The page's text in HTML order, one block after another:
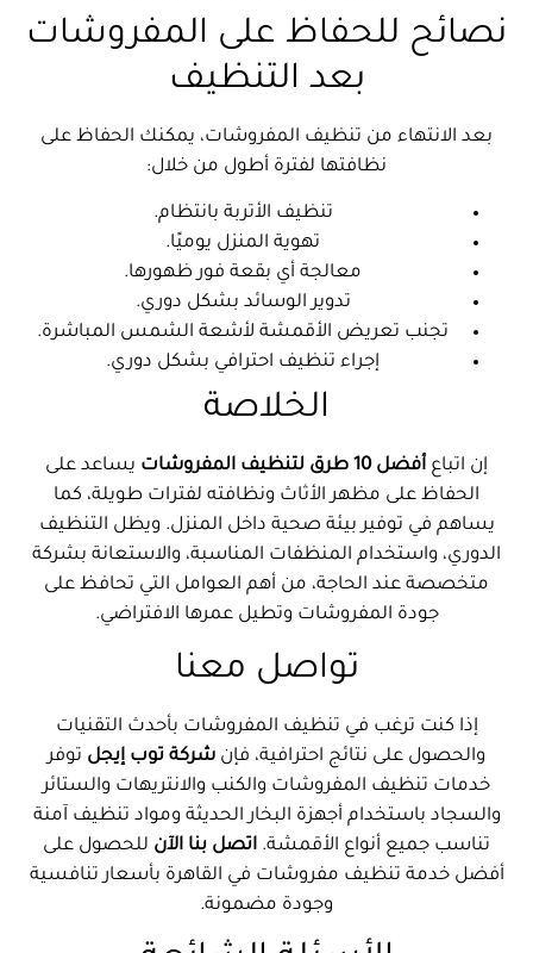
نصائح للحفاظ على المفروشات
بعد التنظيف
بعد الانتهاء من تنظيف المفروشات، يمكنك الحفاظ على
نظافتها لفترة أطول من خلال:
تنظيف الأتربة بانتظام.
تهوية المنزل يوميًا.
معالجة أي بقعة فور ظهورها.
تدوير الوسائد بشكل دوري.
تجنب تعريض الأقمشة لأشعة الشمس المباشرة.
إجراء تنظيف احترافي بشكل دوري.
الخلاصة
إن اتباع أفضل 10 طرق لتنظيف المفروشات
يساعد على
الحفاظ على مظهر الأثاث ونظافته لفترات طويلة، كما
يساهم في توفير بيئة صحية داخل المنزل. ويظل التنظيف
الدوري، واستخدام المنظفات المناسبة، والاستعانة بشركة
متخصصة عند الحاجة، من أهم العوامل التي تحافظ على
جودة المفروشات وتطيل عمرها الافتراضي.
تواصل معنا
إذا كنت ترغب في تنظيف المفروشات بأحدث التقنيات
والحصول على نتائج احترافية، فإن شركة توب إيجل توفر
خدمات تنظيف المفروشات والكنب والانتريهات والستائر
والسجاد باستخدام أجهزة البخار الحديثة ومواد تنظيف آمنة
تناسب جميع أنواع الأقمشة. اتصل بنا الآن للحصول على
أفضل خدمة تنظيف مفروشات في القاهرة بأسعار تنافسية
وجودة مضمونة.